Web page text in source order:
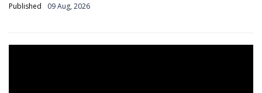
Published 09 Aug, 2026